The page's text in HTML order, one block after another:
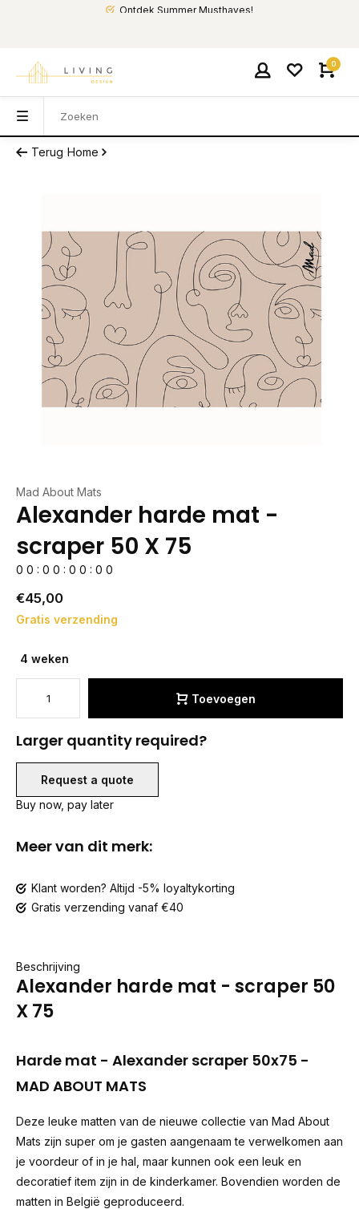
Ontdek Summer Musthaves!
0
Terug Home
Mad About Mats
Alexander harde mat -
scraper 50 X 75
0 0 : 0 0 : 0 0 : 0 0
€45,00
Gratis verzending
4 weken
Toevoegen
Larger quantity required?
Request a quote
Buy now, pay later
Meer van dit merk:
Klant worden? Altijd -5% loyaltykorting
Gratis verzending vanaf €40
Beschrijving
Alexander harde mat - scraper 50
X 75
Harde mat - Alexander scraper 50x75 -
MAD ABOUT MATS
Deze leuke matten van de nieuwe collectie van Mad About
Mats zijn super om je gasten aangenaam te verwelkomen aan
je voordeur of in je hal, maar kunnen ook een leuk en
decoratief item zijn in de kinderkamer. Bovendien worden de
matten in België geproduceerd.